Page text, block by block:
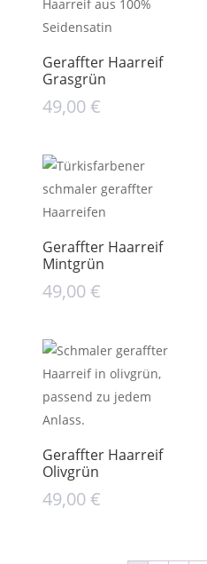
Geraffter Haarreif
Grasgrün
49,00€
Geraffter Haarreif
Mintgrün
49,00€
Geraffter Haarreif
Olivgrün
49,00€